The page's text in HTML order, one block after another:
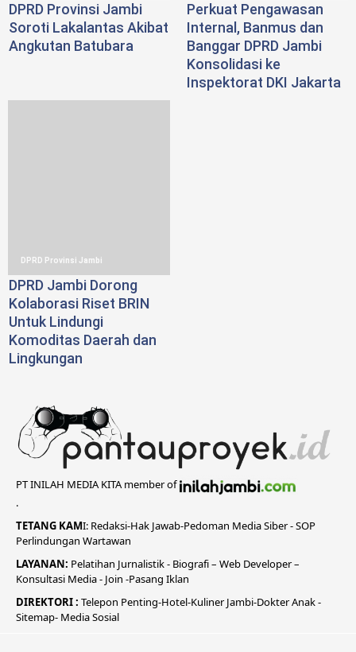
DPRD Provinsi Jambi
Soroti Lakalantas Akibat
Angkutan Batubara
Perkuat Pengawasan
Internal, Banmus dan
Banggar DPRD Jambi
Konsolidasi ke
Inspektorat DKI Jakarta
DPRD Provinsi Jambi
DPRD Jambi Dorong
Kolaborasi Riset BRIN
Untuk Lindungi
Komoditas Daerah dan
Lingkungan
PT INILAH MEDIA KITA member of
.
TETANG KAMI: Redaksi-Hak Jawab-Pedoman Media Siber-SOP
Perlindungan Wartawan
LAYANAN: Pelatihan Jurnalistik - Biografi– Web Developer–
Konsultasi Media- Join -Pasang Iklan
DIREKTORI: Telepon Penting-Hotel-KulinerJambi-DokterAnak -
Sitemap- Media Sosial